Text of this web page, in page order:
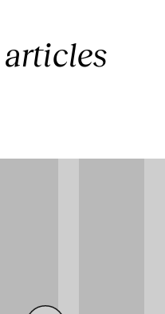
articles